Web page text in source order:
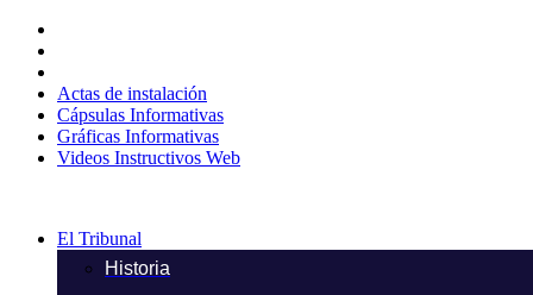
contenido
Actas de instalación
Cápsulas Informativas
Gráficas Informativas
Videos Instructivos Web
El Tribunal
Historia